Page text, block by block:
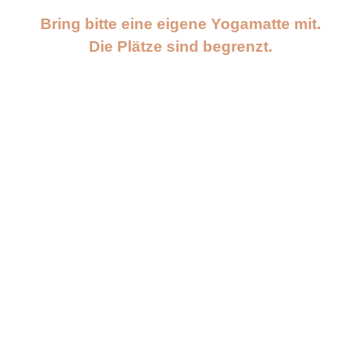
Bring bitte eine eigene Yogamatte mit.
Die Plätze sind begrenzt.